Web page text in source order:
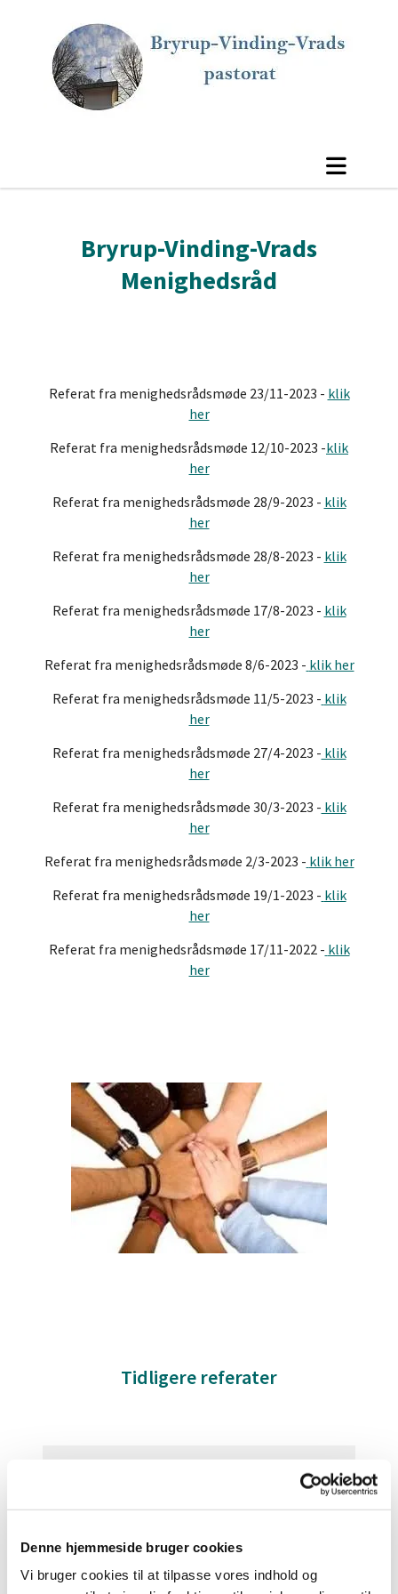
Denne hjemmeside bruger cookies
Vi bruger cookies til at tilpasse vores indhold og
Bryrup-Vinding-Vrads
Menighedsråd
Referat fra menighedsrådsmøde 23/11-2023 - klik
her
Referat fra menighedsrådsmøde 12/10-2023 -klik
her
Referat fra menighedsrådsmøde 28/9-2023 - klik
her
Referat fra menighedsrådsmøde 28/8-2023 - klik
her
Referat fra menighedsrådsmøde 17/8-2023 - klik
her
Referat fra menighedsrådsmøde 8/6-2023 - klik her
Referat fra menighedsrådsmøde 11/5-2023 - klik
her
Referat fra menighedsrådsmøde 27/4-2023 - klik
her
Referat fra menighedsrådsmøde 30/3-2023 - klik
her
Referat fra menighedsrådsmøde 2/3-2023 - klik her
Referat fra menighedsrådsmøde 19/1-2023 - klik
her
Referat fra menighedsrådsmøde 17/11-2022 - klik
her
Tidligere referater
Læs mere her